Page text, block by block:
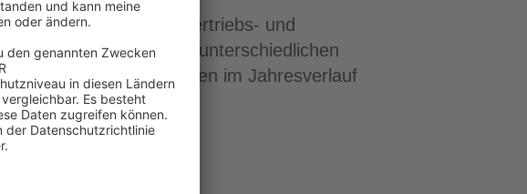
mit mehr als 250 Vertriebs- und
Geräteträger sind in unterschiedlichen
für zahlreiche Aufgaben im Jahresverlauf